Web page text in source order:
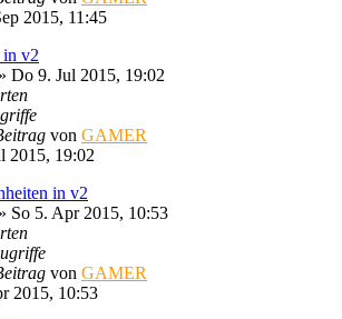
2015, 11:45
in v2
» Do 9. Jul 2015, 19:02
von GAMER
2015, 19:02
in v2
» So 5. Apr 2015, 10:53
von GAMER
2015, 10:53